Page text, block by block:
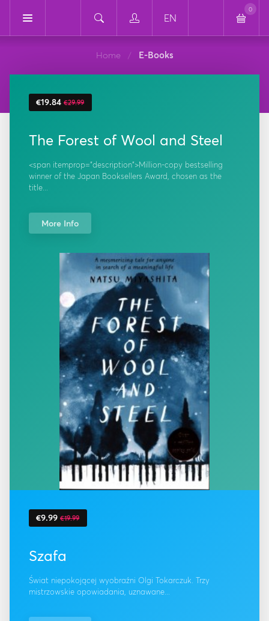
EN
0
Home / E-Books
€19.84€29.99
The Forest of Wool and Steel
<span itemprop="description">Million-copy bestselling
winner of the Japan Booksellers Award, chosen as the
title...
More Info
€9.99€19.99
Szafa
Świat niepokojącej wyobraźni Olgi Tokarczuk. Trzy
mistrzowskie opowiadania, uznawane...